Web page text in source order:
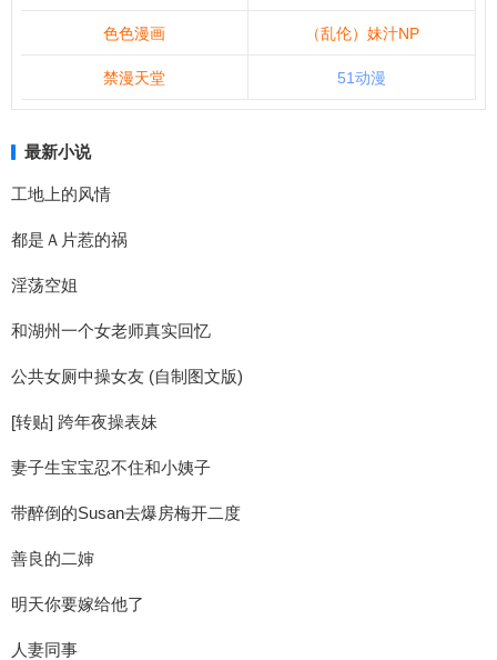
色色漫画 （乱伦）妹汁NP
禁漫天堂 51动漫
最新小说
工地上的风情
都是Ａ片惹的祸
淫荡空姐
和湖州一个女老师真实回忆
公共女厕中操女友 (自制图文版)
[转贴] 跨年夜操表妹
妻子生宝宝忍不住和小姨子
带醉倒的Susan去爆房梅开二度
善良的二婶
明天你要嫁给他了
人妻同事